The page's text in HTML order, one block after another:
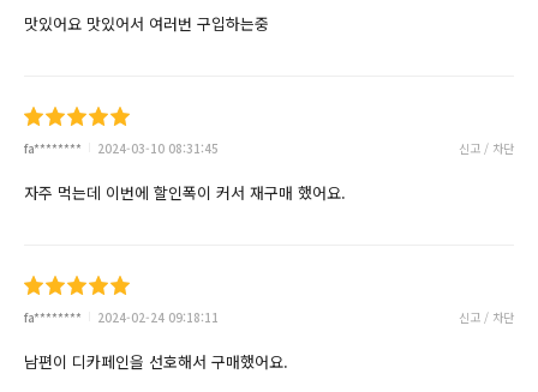
맛있어요 맛있어서 여러번 구입하는중
fa******** 2024-03-10 08:31:45 신고 / 차단
자주 먹는데 이번에 할인폭이 커서 재구매 했어요.
fa******** 2024-02-24 09:18:11 신고 / 차단
남편이 디카페인을 선호해서 구매했어요.